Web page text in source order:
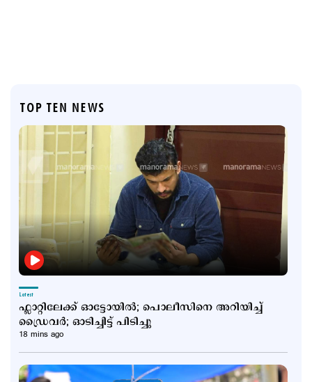
TOP TEN NEWS
Latest
ഫ്ലാറ്റിലേക്ക് ഓട്ടോയില്‍; പൊലീസിനെ അറിയിച്ച്
ഡ്രൈവര്‍; ഓടിച്ചിട്ട് പിടിച്ചു
18 mins ago